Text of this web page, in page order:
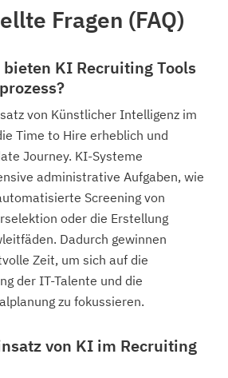
Fragen (FAQ)
KI Recruiting Tools
von Künstlicher Intelligenz im
Time to Hire erheblich und
Journey. KI-Systeme
administrative Aufgaben, wie
Screening von
oder die Erstellung
Dadurch gewinnen
Zeit, um sich auf die
der IT-Talente und die
zu fokussieren.
von KI im Recruiting